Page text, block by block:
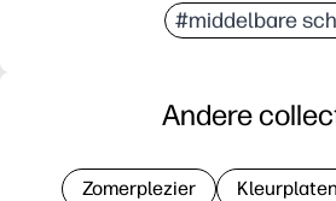
#middelbare
Andere
Zomerplezier